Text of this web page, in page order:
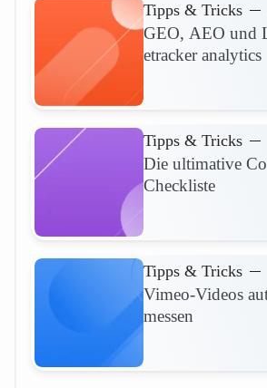
Tipps & Tricks
GEO, AEO und
etracker analytics
Tipps & Tricks
Die ultimative
Checkliste
Tipps & Tricks
Vimeo-Videos
messen